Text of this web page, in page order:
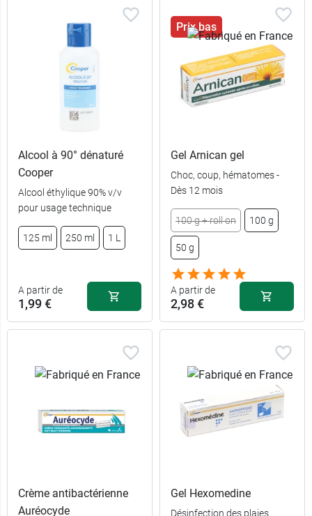
A l'unité 1,59 €
par 2
Alcool à 90° dénaturé
Cooper
Alcool éthylique 90% v/v
pour usage technique
125 ml 250 ml 1 L
A partir de
1,99 €
Prix bas
Gel Arnican gel
Choc, coup, hématomes -
Dès 12 mois
100 g + roll on 100 g
50 g
A partir de
2,98 €
Crème antibactérienne
Auréocyde
Gel Hexomedine
Désinfection des plaies